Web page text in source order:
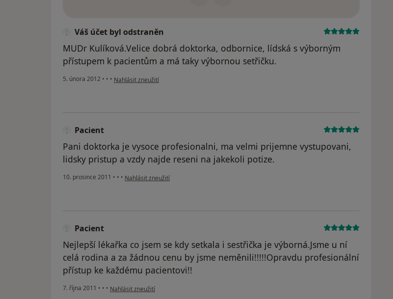
Váš účet byl odstraněn
MUDr Kulíková.Velice dobrá doktorka, odbornice, lídská s výborným
přístupem k pacientům a má taky výbornou setřičku.
5. února 2012 • • • podle názoru uživatele Váš účet byl odstraněn
Nahlásit zneužití
Pacient
Pani doktorka je vysoce profesionalni, ma velmi prijemne vystupovani,
lidsky pristup a vzdy najde reseni na jakekoli potize.
10. prosince 2011 • • • podle názoru uživatele Pacient
Nahlásit zneužití
Pacient
Nejlepší lékařka co jsem se kdy setkala i sestřička je výborná.Jsme u ní
celá rodina a za žádnou cenu by jsme neměnili!!!!!Opravdu profesionální
přístup ke každému pacientovi!!
7. října 2011 • • • podle názoru uživatele Pacient
Nahlásit zneužití